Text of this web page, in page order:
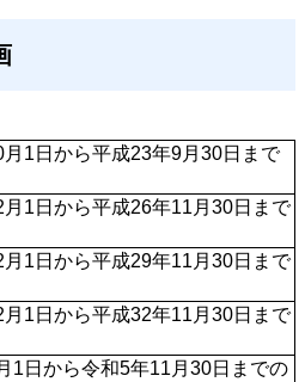
1日から平成23年9月30日まで
1日から平成26年11月30日まで
1日から平成29年11月30日まで
1日から平成32年11月30日まで
1日から令和5年11月30日までの